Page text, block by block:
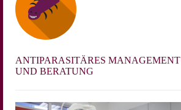
ANTIPARASITÄRES MANAGEMENT
UND BERATUNG